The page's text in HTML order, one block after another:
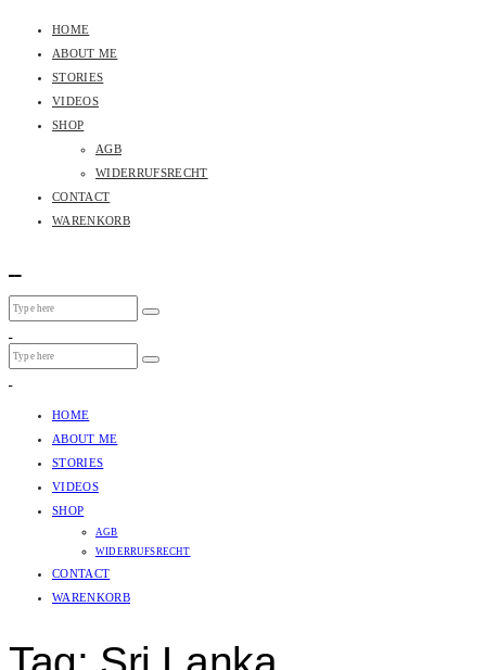
HOME
ABOUT ME
STORIES
VIDEOS
SHOP
AGB
WIDERRUFSRECHT
CONTACT
WARENKORB
HOME
ABOUT ME
STORIES
VIDEOS
SHOP
AGB
WIDERRUFSRECHT
CONTACT
WARENKORB